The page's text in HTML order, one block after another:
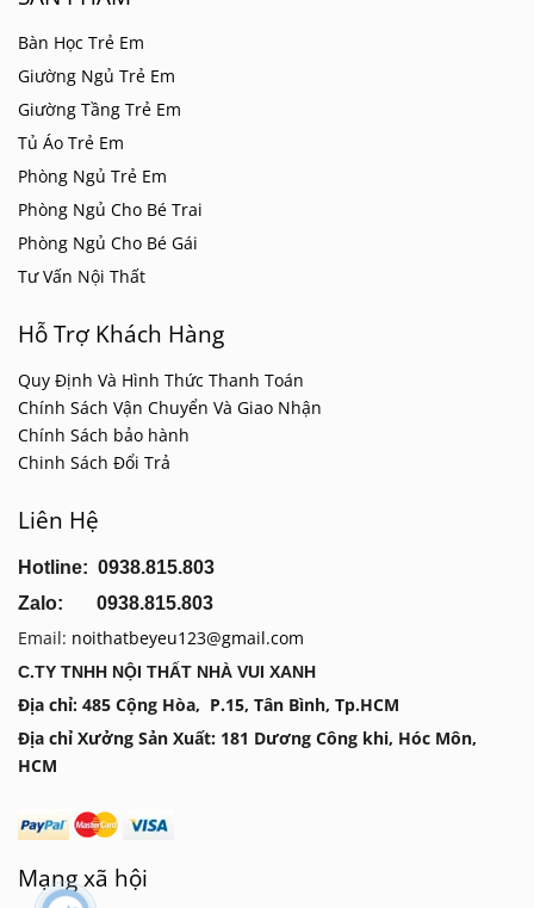
Bàn Học Trẻ Em
Giường Ngủ Trẻ Em
Giường Tầng Trẻ Em
Tủ Áo Trẻ Em
Phòng Ngủ Trẻ Em
Phòng Ngủ Cho Bé Trai
Phòng Ngủ Cho Bé Gái
Tư Vấn Nội Thất
Hỗ Trợ Khách Hàng
Quy Định Và Hình Thức Thanh Toán
Chính Sách Vận Chuyển Và Giao Nhận
Chính Sách bảo hành
Chinh Sách Đổi Trả
Liên Hệ
Hotline: 0938.815.803
Zalo: 0938.815.803
Email: noithatbeyeu123@gmail.com
C.TY TNHH NỘI THẤT NHÀ VUI XANH
Địa chỉ: 485 Cộng Hòa, P.15, Tân Bình, Tp.HCM
Địa chỉ Xưởng Sản Xuất: 181 Dương Công khi, Hóc Môn,
HCM
Mạng xã hội